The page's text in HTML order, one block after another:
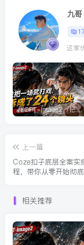
九哥
17
这家
用GPT-Image2，把一段武打对决拆成24个连续镜头，从人物建立、动作衔接、运镜节奏，到情绪爆发
上一篇
Coze扣子底层全案实
程，带你从零开始彻
相关推荐